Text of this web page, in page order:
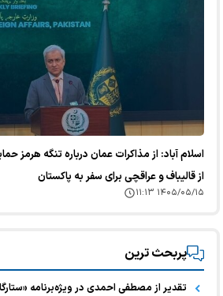
اسلام آباد: از مذاکرات عمان درباره تنگه
از قالیباف و عراقچی برای سفر به پاکستان
۱۴۰۵/۰۵/۱۵ ۱۱:۱۳
پربحث ترین
تقدیر از مصطفی احمدی در ویژه‌برنامه